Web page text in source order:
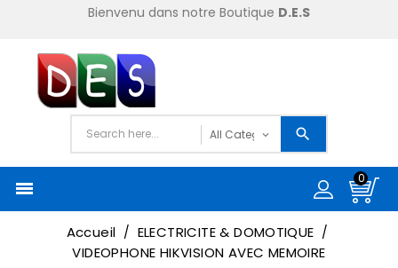
Bienvenu dans notre Boutique D.E.S

0
Accueil
ELECTRICITE & DOMOTIQUE
VIDEOPHONE HIKVISION AVEC MEMOIRE